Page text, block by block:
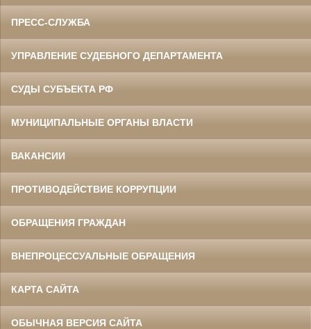
ПРЕСС-СЛУЖБА
УПРАВЛЕНИЕ СУДЕБНОГО ДЕПАРТАМЕНТА
СУДЫ СУБЪЕКТА РФ
МУНИЦИПАЛЬНЫЕ ОРГАНЫ ВЛАСТИ
ВАКАНСИИ
ПРОТИВОДЕЙСТВИЕ КОРРУПЦИИ
ОБРАЩЕНИЯ ГРАЖДАН
ВНЕПРОЦЕССУАЛЬНЫЕ ОБРАЩЕНИЯ
КАРТА САЙТА
ОБЫЧНАЯ ВЕРСИЯ САЙТА